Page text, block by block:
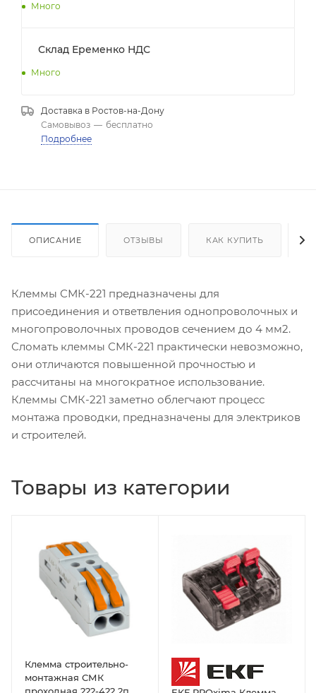
Много
Склад Еременко НДС
Много
Доставка в Ростов-на-Дону
Самовывоз — бесплатно
Подробнее
ОПИСАНИЕ ОТЗЫВЫ КАК КУПИТЬ
Клеммы СМК-221 предназначены для
присоединения и ответвления однопроволочных и
многопроволочных проводов сечением до 4 мм2.
Сломать клеммы СМК-221 практически невозможно,
они отличаются повышенной прочностью и
рассчитаны на многократное использование.
Клеммы СМК-221 заметно облегчают процесс
монтажа проводки, предназначены для электриков
и строителей.
Товары из категории
Клемма строительно-
монтажная СМК